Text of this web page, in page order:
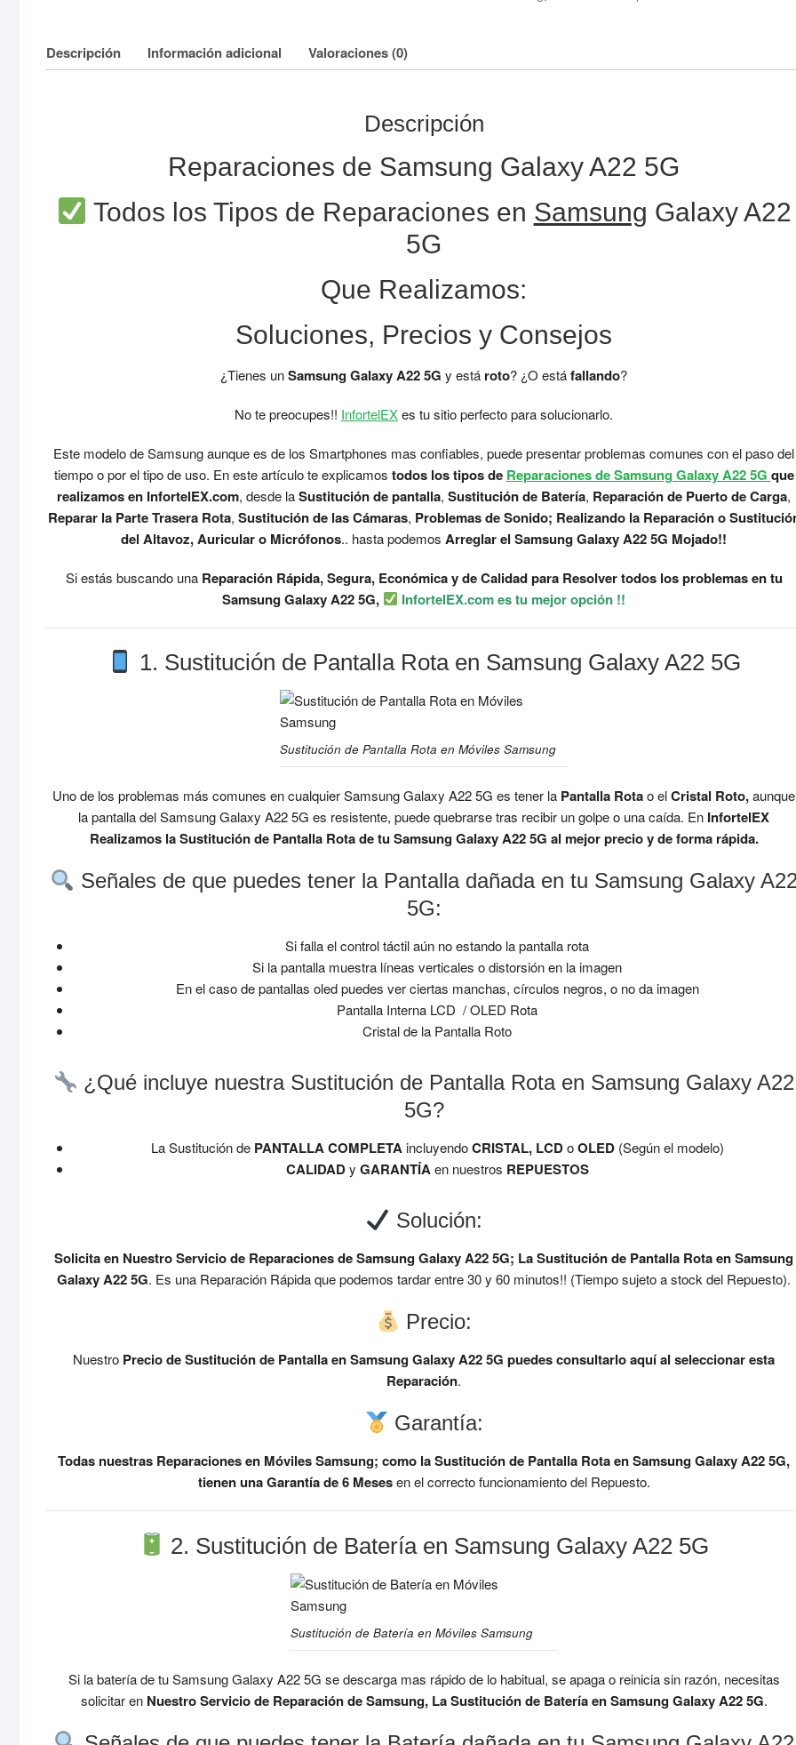
Descripción Información adicional Valoraciones (0)
Descripción
Reparaciones de Samsung Galaxy A22 5G
Todos los Tipos de Reparaciones en Samsung Galaxy A22
5G
Que Realizamos:
Soluciones, Precios y Consejos
¿Tienes unSamsung Galaxy A22 5G y está roto? ¿O estáfallando?
No te preocupes!! InfortelEXes tu sitio perfecto para solucionarlo.
Este modelo de Samsung aunque es de los Smartphones mas confiables, puede presentar problemas comunes con el paso del
tiempo o por el tipo de uso. En este artículo te explicamos todos los tipos de Reparaciones de Samsung Galaxy A22 5G que
realizamos en InfortelEX.com, desde laSustitución de pantalla, Sustitución de Batería, Reparación de Puerto de Carga,
Reparar la Parte Trasera Rota, Sustitución de las Cámaras, Problemas de Sonido; Realizando la Reparación o
del Altavoz, Auricular o Micrófonos.. hasta podemos Arreglar el Samsung Galaxy A22 5G Mojado!!
Si estás buscando una Reparación Rápida, Segura, Económica y de Calidad para Resolver todos los problemas en tu
Samsung Galaxy A22 5G,
InfortelEX.com es tu mejor opción !!
1. Sustitución de Pantalla Rota en Samsung Galaxy A22 5G
Sustitución de Pantalla Rota en Móviles Samsung
Uno de los problemas más comunes en cualquier Samsung Galaxy A22 5G es tener la Pantalla Rotao elCristal Roto,aunque
la pantalla del Samsung Galaxy A22 5G es resistente, puede quebrarse tras recibir un golpe o una caída. En InfortelEX
Realizamos la Sustitución de Pantalla Rota de tu Samsung Galaxy A22 5G al mejor precio y de forma rápida.
Señales de que puedes tener la Pantalla dañada en tu Samsung Galaxy
5G:
Si falla el control táctil aún no estando la pantalla rota
Si la pantalla muestra líneas verticales o distorsión en la imagen
En el caso de pantallas oled puedes ver ciertas manchas, círculos negros, o no da imagen
Pantalla Interna LCD / OLED Rota
Cristal de la Pantalla Roto
¿Qué incluye nuestra Sustitución de Pantalla Rota en Samsung Galaxy A22
5G?
La Sustitución de PANTALLA COMPLETAincluyendoCRISTAL, LCDoOLED(Según el modelo)
CALIDADy GARANTÍAen nuestros REPUESTOS
Solución:
Solicita en Nuestro Servicio de Reparaciones de Samsung Galaxy A22 5G; La Sustitución de Pantalla Rota en Samsung
Galaxy A22 5G. Es una Reparación Rápida que podemos tardar entre 30 y 60 minutos!! (Tiempo sujeto a stock del Repuesto).
Precio:
Nuestro Precio de Sustitución de Pantalla en Samsung Galaxy A22 5G puedes consultarlo aquí al seleccionar esta
Reparación.
Garantía:
Todas nuestras Reparaciones en Móviles Samsung; como la Sustitución de Pantalla Rota en Samsung Galaxy A22 5G,
tienen una Garantía de 6 Mesesen el correcto funcionamiento del Repuesto.
2. Sustitución de Batería en Samsung Galaxy A22 5G
Sustitución de Batería en Móviles Samsung
Si la batería de tu Samsung Galaxy A22 5G se descarga mas rápido de lo habitual, se apaga o reinicia sin razón, necesitas
solicitar en Nuestro Servicio de Reparación de Samsung, La Sustitución de Batería en Samsung Galaxy A22 5G.